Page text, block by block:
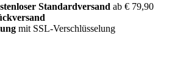
Standardversand ab € 79,90
mit SSL-Verschlüsselung